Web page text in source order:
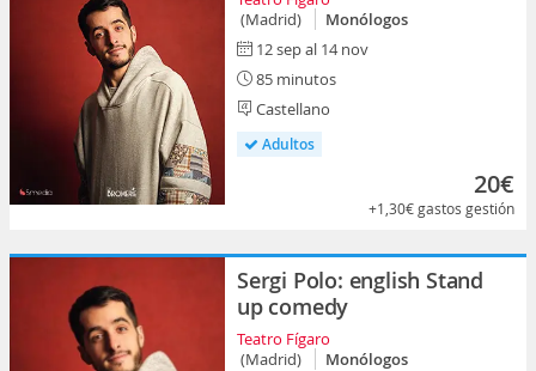
(Madrid)
Monólogos
12 sep al 14 nov
85 minutos
Castellano
Adultos
20€
+1,30€gastos gestión
Sergi Polo: english Stand
up comedy
Teatro Fígaro
(Madrid)
Monólogos